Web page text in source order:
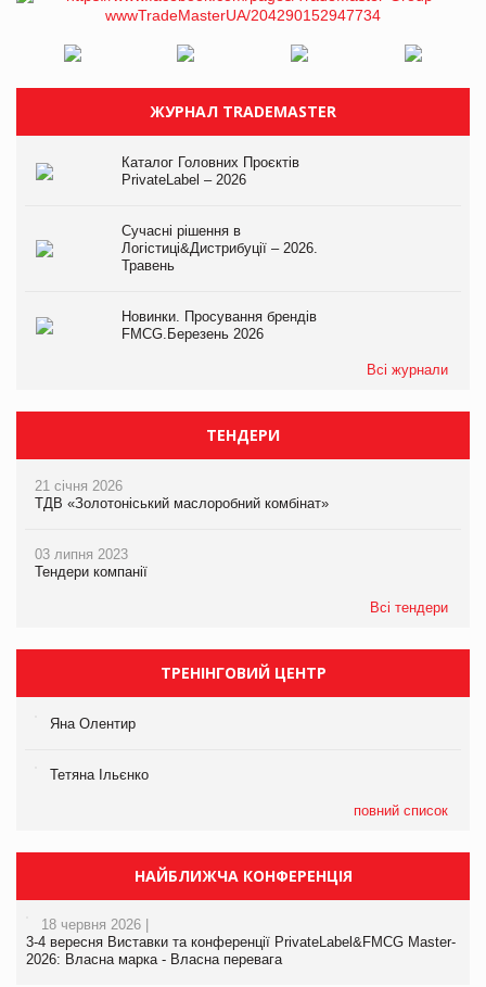
ЖУРНАЛ TRADEMASTER
Каталог Головних Проєктів
PrivateLabel – 2026
Сучасні рішення в
Логістиці&Дистрибуції – 2026.
Травень
Новинки. Просування брендів
FMCG.Березень 2026
Всі журнали
ТЕНДЕРИ
21 січня 2026
ТДВ «Золотоніський маслоробний комбінат»
03 липня 2023
Тендери компанії
Всі тендери
ТРЕНІНГОВИЙ ЦЕНТР
Яна Олентир
Тетяна Ільєнко
повний список
НАЙБЛИЖЧА КОНФЕРЕНЦІЯ
18 червня 2026 |
3-4 вересня Виставки та конференції PrivateLabel&FMCG Master-
2026: Власна марка - Власна перевага